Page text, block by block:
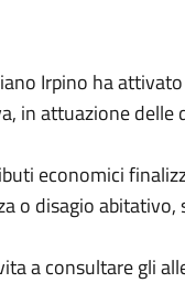
Irpino ha
in attuazione
economici
o disagio
a consultare gli